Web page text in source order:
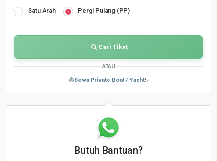
Satu Arah Pergi Pulang (PP)
Cari Tiket
ATAU
⛵Sewa Private Boat / Yacht!›
Butuh Bantuan?